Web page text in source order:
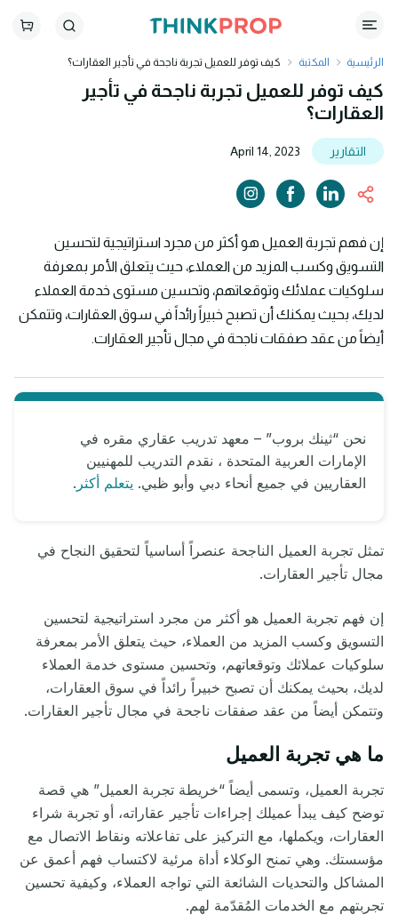
الرئيسية المكتبة كيف توفر للعميل تجربة ناجحة في تأجير العقارات؟
كيف توفر للعميل تجربة ناجحة في تأجير
العقارات؟
التقارير April 14, 2023
إن فهم تجربة العميل هو أكثر من مجرد استراتيجية لتحسين
التسويق وكسب المزيد من العملاء، حيث يتعلق الأمر بمعرفة
سلوكيات عملائك وتوقعاتهم، وتحسين مستوى خدمة العملاء
لديك، بحيث يمكنك أن تصبح خبيراً رائداً في سوق العقارات، وتتمكن
أيضاً من عقد صفقات ناجحة في مجال تأجير العقارات.
نحن “ثينك بروب” – معهد تدريب عقاري مقره في
الإمارات العربية المتحدة ، نقدم التدريب للمهنيين
العقاريين في جميع أنحاء دبي وأبو ظبي. يتعلم أكثر .
تمثل تجربة العميل الناجحة عنصراً أساسياً لتحقيق النجاح في
مجال تأجير العقارات.
إن فهم تجربة العميل هو أكثر من مجرد استراتيجية لتحسين
التسويق وكسب المزيد من العملاء، حيث يتعلق الأمر بمعرفة
سلوكيات عملائك وتوقعاتهم، وتحسين مستوى خدمة العملاء
لديك، بحيث يمكنك أن تصبح خبيراً رائداً في سوق العقارات،
وتتمكن أيضاً من عقد صفقات ناجحة في مجال تأجير العقارات.
ما هي تجربة العميل
تجربة العميل، وتسمى أيضاً “خريطة تجربة العميل” هي قصة
توضح كيف يبدأ عميلك إجراءات تأجير عقاراته، أو تجربة شراء
العقارات، ويكملها، مع التركيز على تفاعلاته ونقاط الاتصال مع
مؤسستك. وهي تمنح الوكلاء أداة مرئية لاكتساب فهم أعمق عن
المشاكل والتحديات الشائعة التي تواجه العملاء، وكيفية تحسين
تجربتهم مع الخدمات المُقدّمة لهم.